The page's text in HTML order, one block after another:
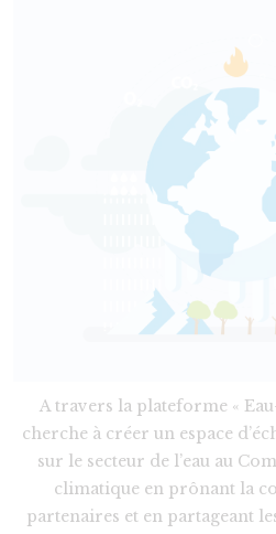
A travers la plateforme «
cherche à créer un espace
sur le secteur de l’eau au
climatique en prônant la
partenaires et en partageant